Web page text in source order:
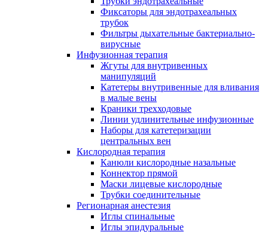
Фиксаторы для эндотрахеальных
трубок
Фильтры дыхательные бактериально-
вирусные
Инфузионная терапия
Жгуты для внутривенных
манипуляций
Катетеры внутривенные для вливания
в малые вены
Краники трехходовые
Линии удлинительные инфузионные
Наборы для катетеризации
центральных вен
Кислородная терапия
Канюли кислородные назальные
Коннектор прямой
Маски лицевые кислородные
Трубки соединительные
Регионарная анестезия
Иглы спинальные
Иглы эпидуральные